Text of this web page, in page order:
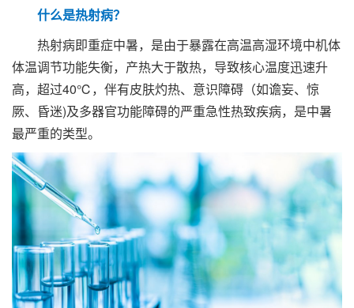
什么是热射病？
热射病即重症中暑，是由于暴露在高温高湿环境中机体
体温调节功能失衡，产热大于散热，导致核心温度迅速升
高，超过40℃，伴有皮肤灼热、意识障碍（如谵妄、惊
厥、昏迷)及多器官功能障碍的严重急性热致疾病，是中暑
最严重的类型。